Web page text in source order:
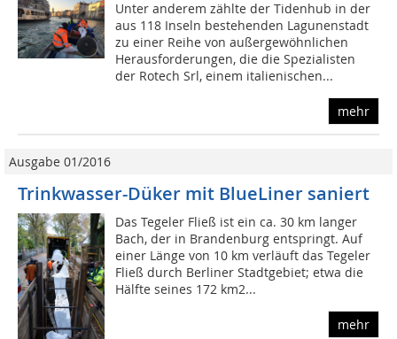
Unter anderem zählte der Tidenhub in der
aus 118 Inseln bestehenden Lagunenstadt
zu einer Reihe von außergewöhnlichen
Herausforderungen, die die Spezialisten
der Rotech Srl, einem italienischen...
mehr
Ausgabe 01/2016
Trinkwasser-Düker mit BlueLiner saniert
Das Tegeler Fließ ist ein ca. 30 km langer
Bach, der in Brandenburg entspringt. Auf
einer Länge von 10 km verläuft das Tegeler
Fließ durch Berliner Stadtgebiet; etwa die
Hälfte seines 172 km2...
mehr